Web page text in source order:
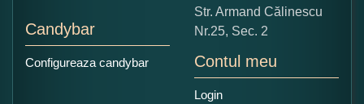
Candybar
Configureaza candybar
Str. Armand Călinescu
Nr.25, Sec. 2
Contul meu
Login